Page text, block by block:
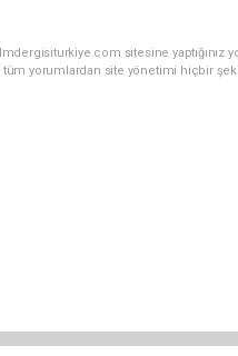
sitesine yaptığınız
tüm yorumlardan site yönetimi hiçbir